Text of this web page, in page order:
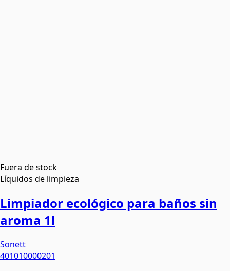
Fuera de stock
Líquidos de limpieza
Limpiador ecológico para baños sin
aroma 1l
Sonett
401010000201